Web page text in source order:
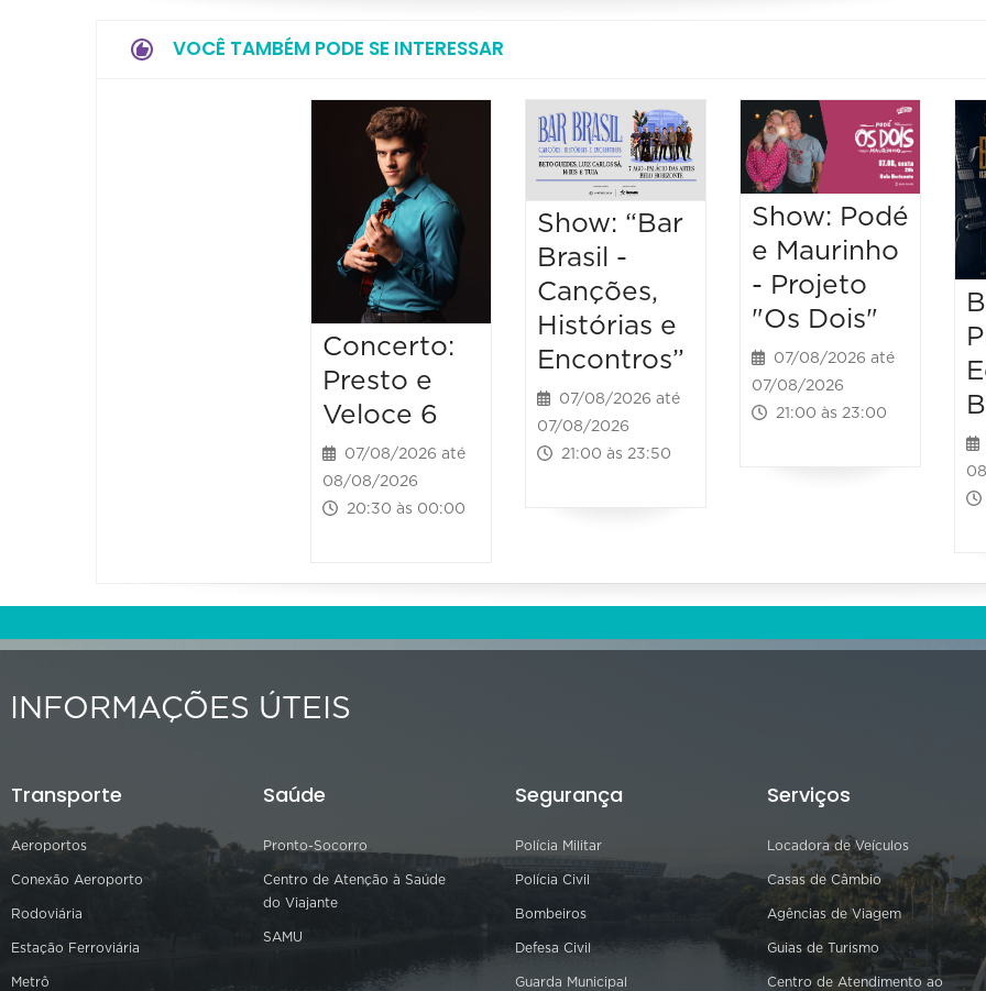
VOCÊ TAMBÉM PODE SE INTERESSAR
Concerto:
Presto e
Veloce 6
07/08/2026 até
08/08/2026
20:30 às 00:00
Show: “Bar
Brasil -
Canções,
Histórias e
Encontros”
07/08/2026 até
07/08/2026
21:00 às 23:50
Show: Podé
e Maurinho
- Projeto
"Os Dois"
07/08/2026 até
07/08/2026
21:00 às 23:00
INFORMAÇÕES ÚTEIS
Transporte
Aeroportos
Conexão Aeroporto
Rodoviária
Estação Ferroviária
Metrô
Saúde
Pronto-Socorro
Centro de Atenção à Saúde
do Viajante
SAMU
Segurança
Polícia Militar
Polícia Civil
Bombeiros
Defesa Civil
Guarda Municipal
Serviços
Locadora de Veículos
Casas de Câmbio
Agências de Viagem
Guias de Turismo
Centro de Atendimento ao